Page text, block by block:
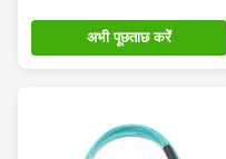
अभी पूछताछ करें